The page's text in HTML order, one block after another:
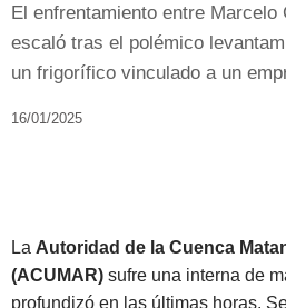
El enfrentamiento entre Marcelo
escaló tras el polémico
un frigorífico vinculado a un
16/01/2025
La Autoridad de la Cuenca
(ACUMAR) sufre una interna de
profundizó en las últimas horas.